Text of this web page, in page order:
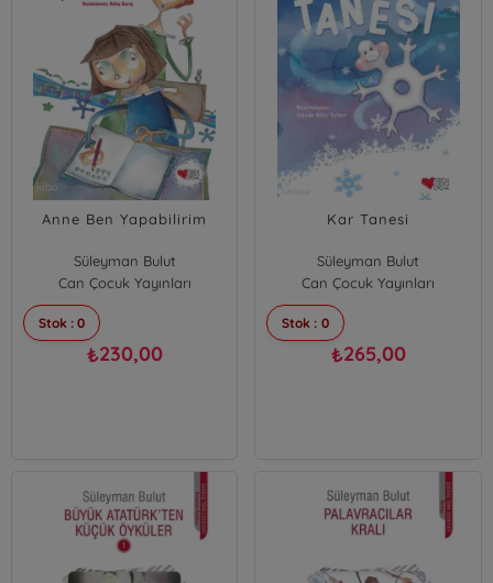
Anne Ben Yapabilirim
Süleyman Bulut
Can Çocuk Yayınları
Stok : 0
₺230,00
Kar Tanesi
Süleyman Bulut
Can Çocuk Yayınları
Stok : 0
₺265,00